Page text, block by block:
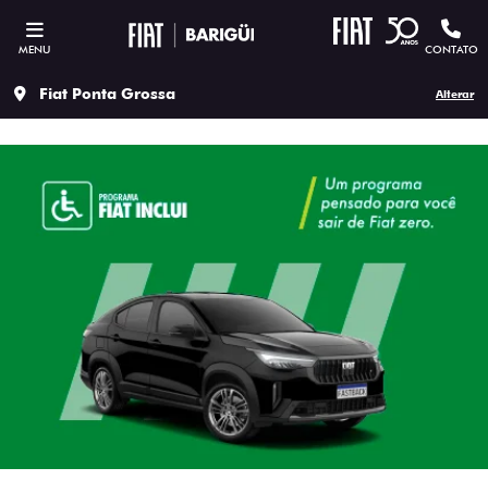
MENU CONTATO
Fiat Ponta Grossa Alterar